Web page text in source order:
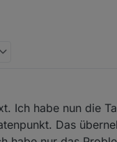
Ich habe nun die
Das